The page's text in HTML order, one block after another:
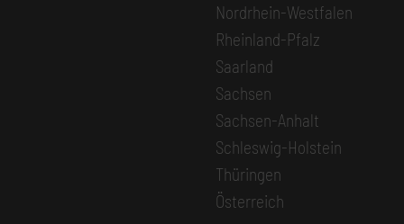
Nordrhein-Westfalen
Rheinland-Pfalz
Saarland
Sachsen
Sachsen-Anhalt
Schleswig-Holstein
Thüringen
Österreich